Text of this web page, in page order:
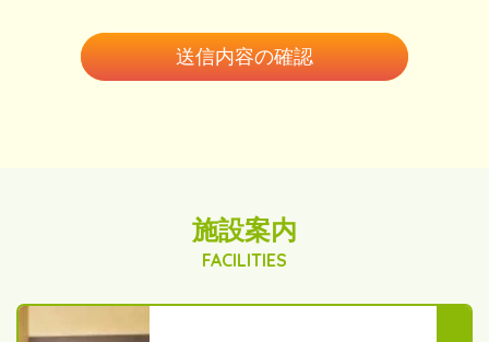
施設案内
FACILITIES